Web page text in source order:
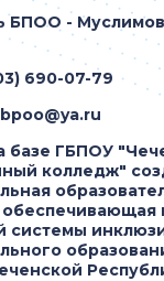
БПОО -
690-07-79
базе ГБПОУ
колледж"
системы